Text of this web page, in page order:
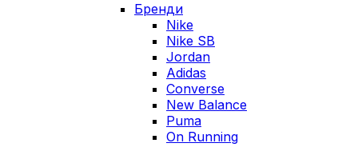
Бренди
Nike
Nike SB
Jordan
Adidas
Converse
New Balance
Puma
On Running